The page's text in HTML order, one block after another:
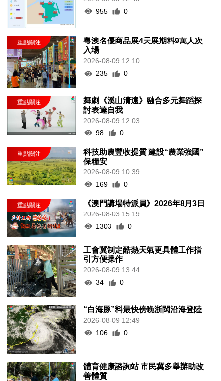
955
0
粵澳名優商品展4天展期料9萬人次
入場
2026-08-09 12:10
235
0
舞劇《溪山清遠》融合多元舞蹈探
討表達自我
2026-08-09 12:03
98
0
科技助農豐收提質 建設“農業強國”
保糧安
2026-08-09 10:39
169
0
《澳門講場特派員》2026年8月3日
2026-08-03 15:19
1303
0
工會冀制定酷熱天氣更具體工作指
引方便操作
2026-08-09 13:44
34
0
“白海豚”料最快傍晚浙閩沿海登陸
2026-08-09 12:49
106
0
體育健康諮詢站 市民冀多舉辦助改
善體質